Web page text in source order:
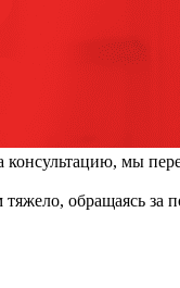
консультацию, мы
тяжело, обращаясь за